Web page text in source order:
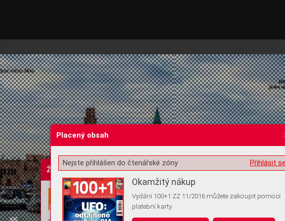
Žádost o souhlas s ukládáním volitelných informací
Placený obsah
Přihlásit
Nejste přihlášen do čtenářské zóny
Okamžitý nákup
Vydání 100+1 ZZ 11/2016 můžete zakoupit pomocí
platební karty